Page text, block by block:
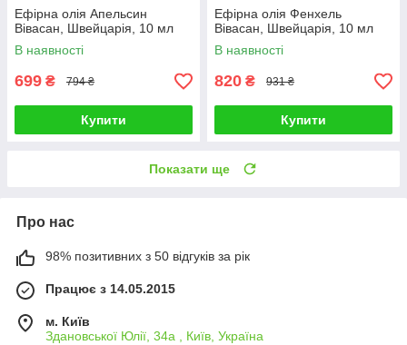
Ефірна олія Апельсин
Вівасан, Швейцарія, 10 мл
В наявності
699 ₴ 794 ₴
Купити
Ефірна олія Фенхель
Вівасан, Швейцарія, 10 мл
В наявності
820 ₴ 931 ₴
Купити
Показати ще
Про нас
98% позитивних з 50 відгуків за рік
Працює з 14.05.2015
м. Київ
Здановської Юлії, 34а , Київ, Україна